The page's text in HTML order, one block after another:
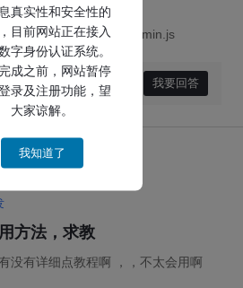
xxxxxx/wp-
focus-start/js/afterglow.min.js
次 我要回答
新手小白
方法，求教
没有详细点教程啊 ，，不太会用啊
真实性和安全性的
目前网站正在接入
字身份认证系统。
成之前，网站暂停
录及注册功能，望
大家谅解。
我知道了